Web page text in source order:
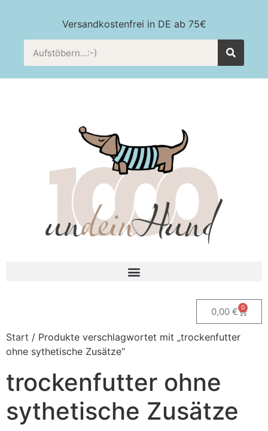
Versandkostenfrei in DE ab 75€
0,00 € 0
Start / Produkte verschlagwortet mit „trockenfutter
ohne sythetische Zusätze“
trockenfutter ohne
sythetische Zusätze